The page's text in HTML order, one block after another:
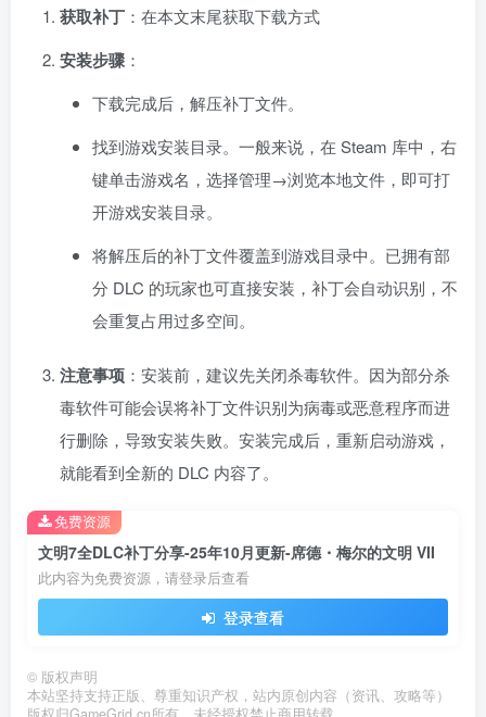
获取补丁 ：在本文末尾获取下载方式
安装步骤 ：
下载完成后，解压补丁文件。
找到游戏安装目录。一般来说，在 Steam 库中，右
键单击游戏名，选择管理→浏览本地文件，即可打
开游戏安装目录。
将解压后的补丁文件覆盖到游戏目录中。已拥有部
分 DLC 的玩家也可直接安装，补丁会自动识别，不
会重复占用过多空间。
注意事项 ：安装前，建议先关闭杀毒软件。因为部分杀
毒软件可能会误将补丁文件识别为病毒或恶意程序而进
行删除，导致安装失败。安装完成后，重新启动游戏，
就能看到全新的 DLC 内容了。
文明7全DLC补丁分享-25年10月更新-席德・梅尔的文明 VII
此内容为免费资源，请登录后查看
登录查看
免费资源
© 版权声明
本站坚持支持正版、尊重知识产权，站内原创内容（资讯、攻略等）